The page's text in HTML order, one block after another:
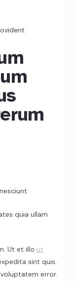
Ut et illo ut
sint quis.
error.